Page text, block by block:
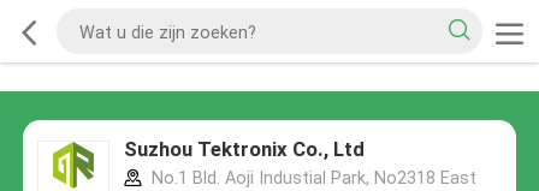
Suzhou Tektronix Co., Ltd
No.1 Bld. Aoji Industial Park, No2318 East